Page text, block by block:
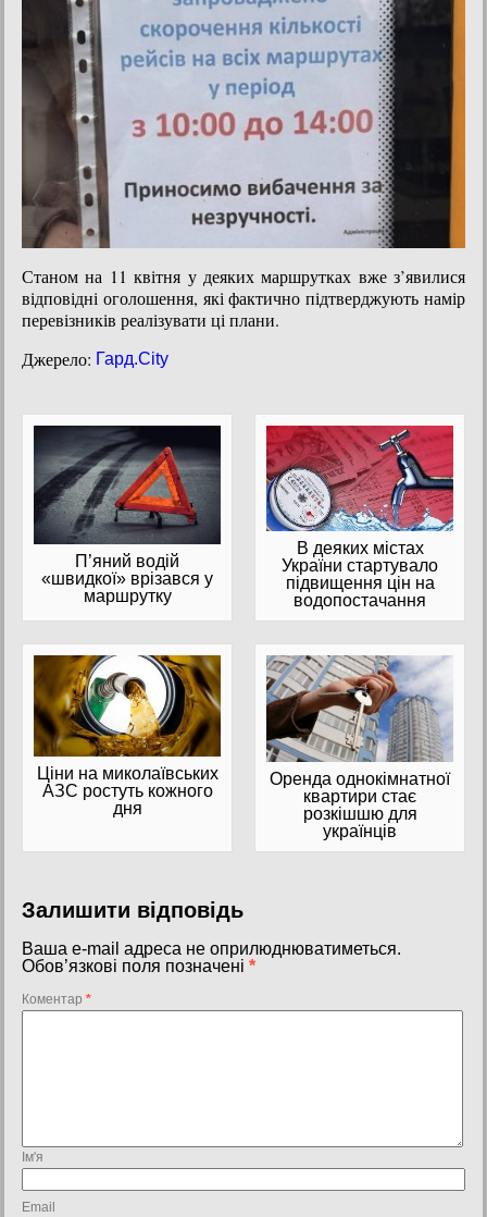
Станом на 11 квітня у деяких маршрутках вже з’явилися
відповідні оголошення, які фактично підтверджують намір
перевізників реалізувати ці плани.
Джерело: Гард.City
П’яний водій
«швидкої» врізався у
маршрутку
В деяких містах
України стартувало
підвищення цін на
водопостачання
Ціни на миколаївських
АЗС ростуть кожного
дня
Оренда однокімнатної
квартири стає
розкішшю для
українців
Залишити відповідь
Ваша e-mail адреса не оприлюднюватиметься.
Обов’язкові поля позначені *
Коментар *
Ім'я
Email